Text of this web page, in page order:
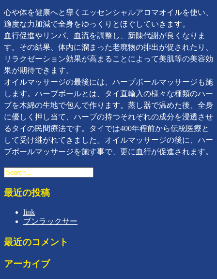
心や体を健康へと導くエッセンシャルアロマオイルを使い、
適度な力加減で全身をゆっくりとほぐしていきます。
血行促進やリンパ、血流を調整し、新陳代謝が良くなりま
す。その結果、体内に溜まった老廃物の排出が促されたり、
リラクゼーション効果が高まることによって美肌等の美容効
果が期待できます。
オイルマッサージの最後には、ハーブボールマッサージも施
します。ハーブボールとは、タイ直輸入の様々な種類のハー
ブを木綿の生地で包んで作ります。蒸し器で温めた後、全身
に優しく押し当て、ハーブの持つそれぞれの成分を浸透させ
るタイの民間療法です。タイでは400年程前から伝統医療と
して受け継がれてきました。オイルマッサージの後に、ハー
ブボールマッサージを施す事で、更に血行が促進されます。
最近の投稿
link
ブンラックサー
最近のコメント
アーカイブ